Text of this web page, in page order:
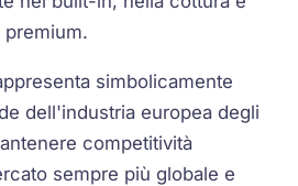
premium.
simbolicamente
dell'industria europea degli
competitività
sempre più globale e